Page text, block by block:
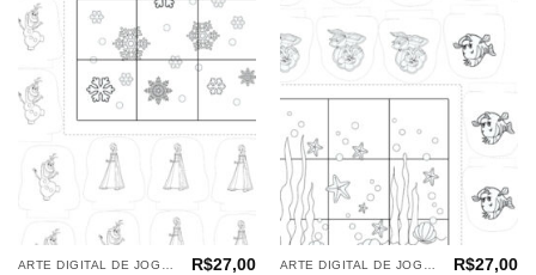
Adicionar
aos
meus
desejos
R$27,00
aos
meus
desejos
R$27,00